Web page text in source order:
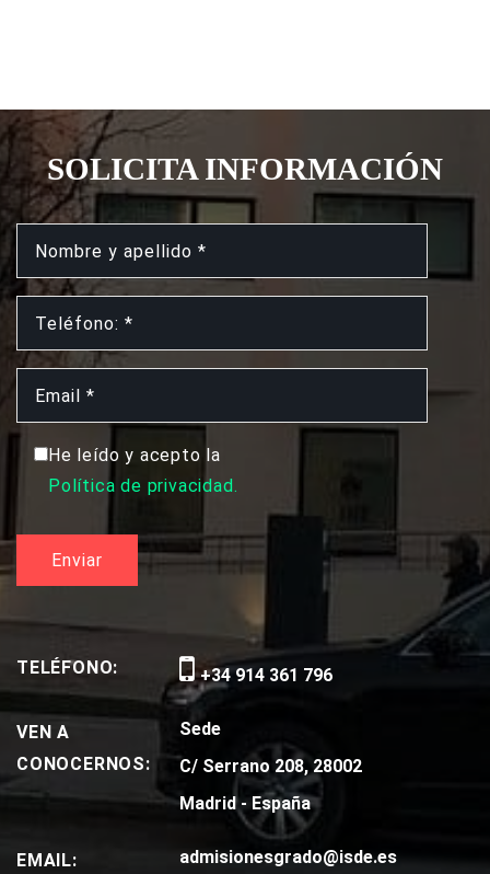
SOLICITA INFORMACIÓN
He leído y acepto la
Política de privacidad.
TELÉFONO: +34 914 361 796
VEN A
CONOCERNOS:
Sede
C/ Serrano 208, 28002
Madrid - España
EMAIL: admisionesgrado@isde.es